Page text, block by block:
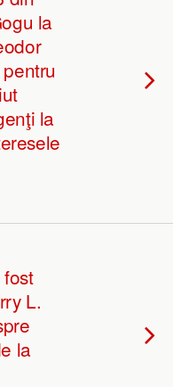
la
la
fost
L.
la